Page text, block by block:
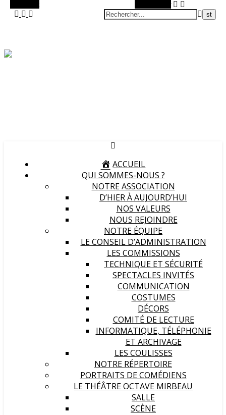
ACCUEIL
QUI SOMMES-NOUS ?
NOTRE ASSOCIATION
D’HIER À AUJOURD’HUI
NOS VALEURS
NOUS REJOINDRE
NOTRE ÉQUIPE
LE CONSEIL D’ADMINISTRATION
LES COMMISSIONS
TECHNIQUE ET SÉCURITÉ
SPECTACLES INVITÉS
COMMUNICATION
COSTUMES
DÉCORS
COMITÉ DE LECTURE
INFORMATIQUE, TÉLÉPHONIE
ET ARCHIVAGE
LES COULISSES
NOTRE RÉPERTOIRE
PORTRAITS DE COMÉDIENS
LE THÉÂTRE OCTAVE MIRBEAU
SALLE
SCÈNE